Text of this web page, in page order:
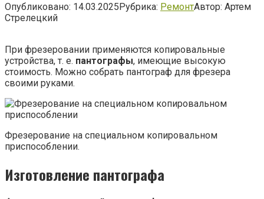
Опубликовано: 14.03.2025Рубрика: РемонтАвтор: Артем
Стрелецкий
При фрезеровании применяются копировальные
устройства, т. е. пантографы, имеющие высокую
стоимость. Можно собрать пантограф для фрезера
своими руками.
Фрезерование на специальном копировальном
приспособлении.
Изготовление пантографа